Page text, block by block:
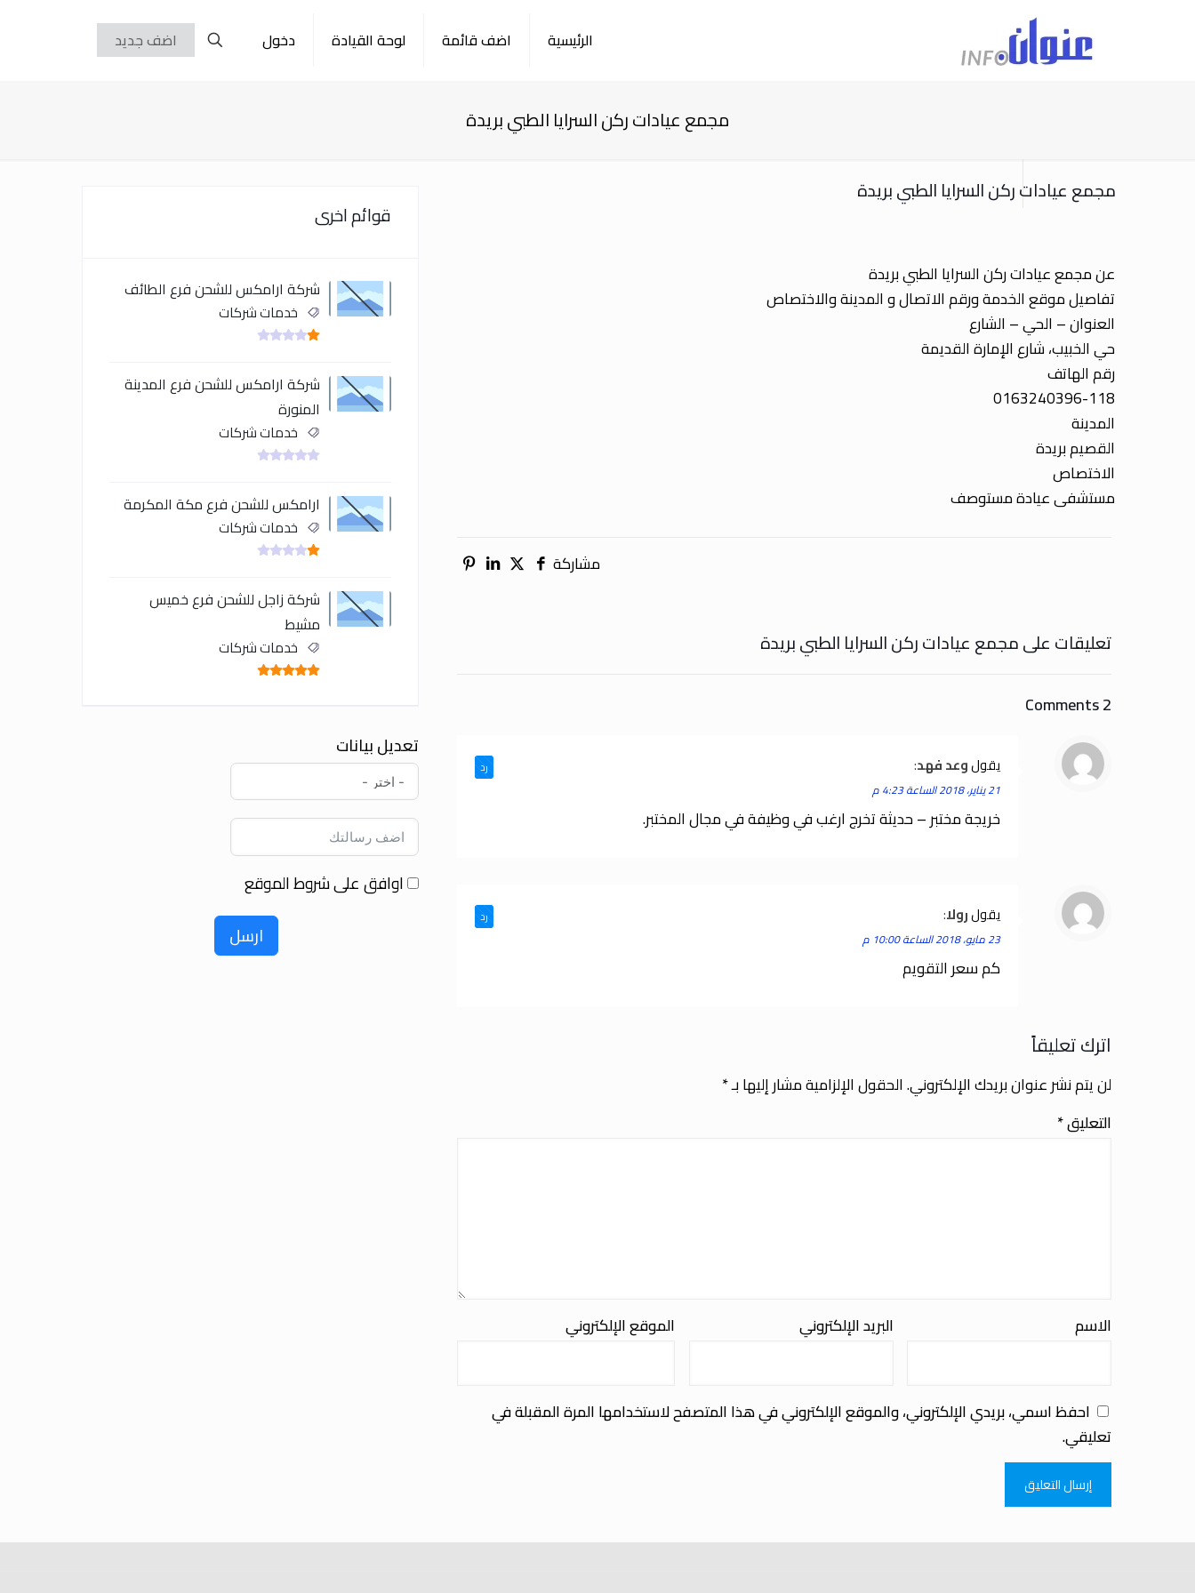
الرئيسية اضف قائمة لوحة القيادة دخول اضف جديد
مجمع عيادات ركن السرايا الطبي بريدة
مجمع عيادات ركن السرايا الطبي بريدة
عن مجمع عيادات ركن السرايا الطبي بريدة
تفاصيل موقع الخدمة ورقم الاتصال و المدينة والاختصاص
العنوان – الحي – الشارع
حي الخبيب، شارع الإمارة القديمة
رقم الهاتف
0163240396-118
المدينة
القصيم بريدة
الاختصاص
مستشفى عيادة مستوصف
مشاركة
تعليقات على مجمع عيادات ركن السرايا الطبي بريدة
2 Comments
يقولوعد فهد:
21 يناير، 2018 الساعة 4:23 م
خريجة مختبر – حديثة تخرج ارغب في وظيفة في مجال المختبر.
رد
يقولرولا:
23 مايو، 2018 الساعة 10:00 م
كم سعر التقويم
رد
اترك تعليقاً
لن يتم نشر عنوان بريدك الإلكتروني.الحقول الإلزامية مشار إليها بـ*
التعليق*
الاسم البريد الإلكتروني الموقع الإلكتروني
احفظ اسمي، بريدي الإلكتروني، والموقع الإلكتروني في هذا المتصفح لاستخدامها المرة المقبلة في
تعليقي.
قوائم اخرى
شركة ارامكس للشحن فرع الطائف
خدمات شركات
شركة ارامكس للشحن فرع المدينة
المنورة
خدمات شركات
ارامكس للشحن فرع مكة المكرمة
خدمات شركات
شركة زاجل للشحن فرع خميس
مشيط
خدمات شركات
تعديل بيانات
اوافق على شروط الموقع
ارسل